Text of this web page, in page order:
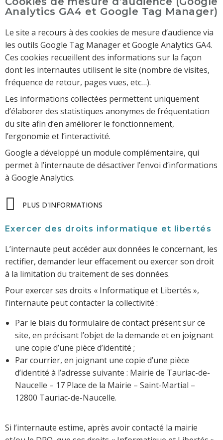
Analytics GA4 et Google Tag Manager)
Le site a recours à des cookies de mesure d’audience via
les outils Google Tag Manager et Google Analytics GA4.
Ces cookies recueillent des informations sur la façon
dont les internautes utilisent le site (nombre de visites,
fréquence de retour, pages vues, etc…).
Les informations collectées permettent uniquement
d’élaborer des statistiques anonymes de fréquentation
du site afin d’en améliorer le fonctionnement,
l’ergonomie et l’interactivité.
Google a développé un module complémentaire, qui
permet à l’internaute de désactiver l’envoi d’informations
à Google Analytics.
PLUS D'INFORMATIONS
Exercer des droits informatique et libertés
L’internaute peut accéder aux données le concernant, les
rectifier, demander leur effacement ou exercer son droit
à la limitation du traitement de ses données.
Pour exercer ses droits « Informatique et Libertés »,
l’internaute peut contacter la collectivité :
Par le biais du formulaire de contact présent sur ce
site, en précisant l’objet de la demande et en joignant
une copie d’une pièce d’identité ;
Par courrier, en joignant une copie d’une pièce
d’identité à l’adresse suivante : Mairie de Tauriac-de-
Naucelle – 17 Place de la Mairie – Saint-Martial –
12800 Tauriac-de-Naucelle.
Si l’internaute estime, après avoir contacté la mairie